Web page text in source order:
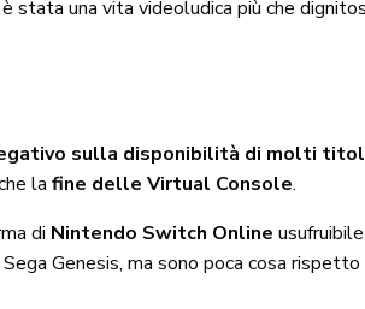
stata una vita videoludica più che
sulla disponibilità di molti
lafine delle Virtual Console.
di Nintendo Switch Online
Genesis, ma sono poca cosa